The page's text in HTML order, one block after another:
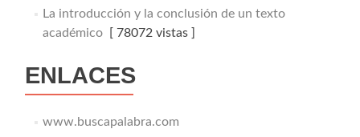
La introducción y la conclusión de un texto
académico[ 78072 vistas ]
ENLACES
www.buscapalabra.com